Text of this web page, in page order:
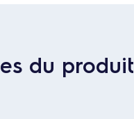
du produit